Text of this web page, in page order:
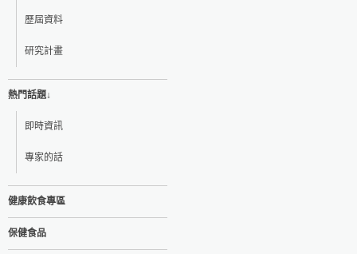
歷屆資料
研究計畫
熱門話題↓
即時資訊
專家的話
健康飲食專區
保健食品